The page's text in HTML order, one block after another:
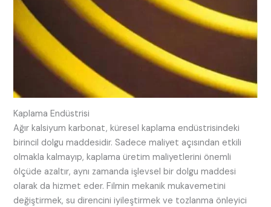
Kaplama Endüstrisi
Ağır kalsiyum karbonat, küresel kaplama endüstrisindeki
birincil dolgu maddesidir. Sadece maliyet açısından etkili
olmakla kalmayıp, kaplama üretim maliyetlerini önemli
ölçüde azaltır, aynı zamanda işlevsel bir dolgu maddesi
olarak da hizmet eder. Filmin mekanik mukavemetini
değiştirmek, su direncini iyileştirmek ve tozlanma önleyici